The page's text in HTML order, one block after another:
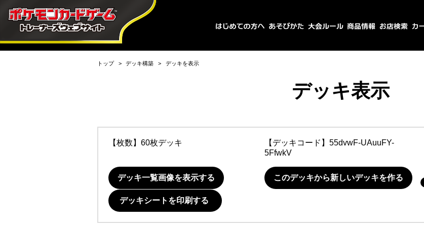
トップ デッキ構築 デッキを表示
デッキ表示
【枚数】60枚デッキ 【デッキコード】 55dvwF-UAuuFY-
5FfwkV
デッキ一覧画像を表示する このデッキから新しいデッキを作る
デッキシートを印刷する